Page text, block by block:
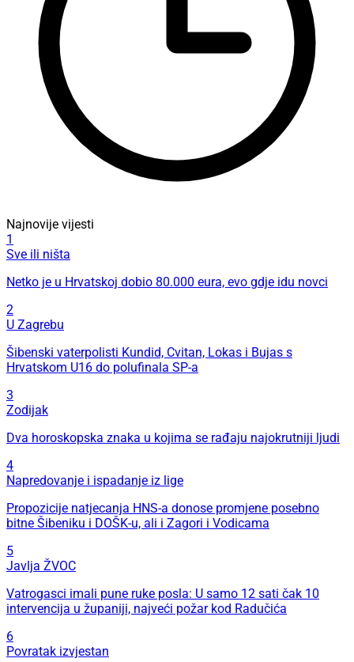
Najnovije vijesti
1
Sve ili ništa
Netko je u Hrvatskoj dobio 80.000 eura, evo gdje idu novci
2
U Zagrebu
Šibenski vaterpolisti Kundid, Cvitan, Lokas i Bujas s
Hrvatskom U16 do polufinala SP-a
3
Zodijak
Dva horoskopska znaka u kojima se rađaju najokrutniji ljudi
4
Napredovanje i ispadanje iz lige
Propozicije natjecanja HNS-a donose promjene posebno
bitne Šibeniku i DOŠK-u, ali i Zagori i Vodicama
5
Javlja ŽVOC
Vatrogasci imali pune ruke posla: U samo 12 sati čak 10
intervencija u županiji, najveći požar kod Radučića
6
Povratak izvjestan